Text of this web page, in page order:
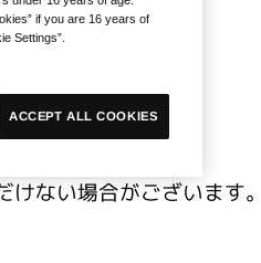
ない場合がございます。
if you are 16 years of
Settings”.
ACCEPT ALL COOKIES